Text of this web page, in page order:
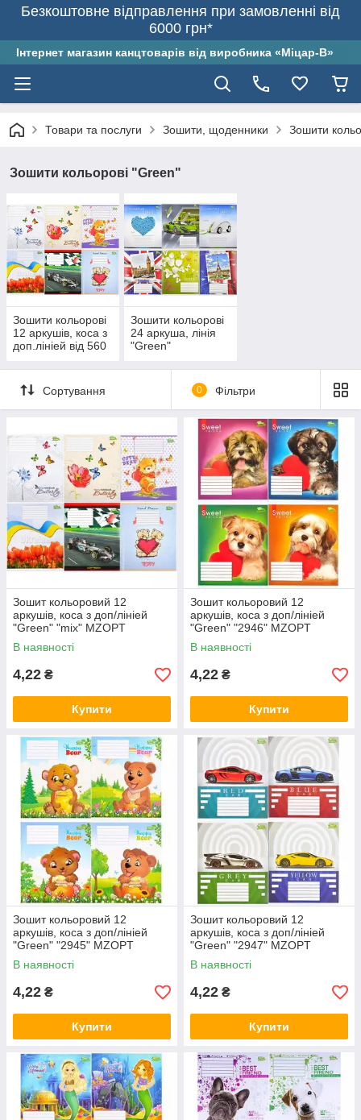
Безкоштовне відправлення при замовленні від
6000 грн*
Інтернет магазин канцтоварів від виробника «Міцар-В»
Товари та послуги Зошити, щоденники Зошити
Зошити кольорові "Green"
Зошити кольорові
12 аркушів, коса з
доп.лініей від 560
Зошити кольорові
24 аркуша, лінія
"Green"
Сортування 0 Фільтри
Зошит кольоровий 12
аркушів, коса з доп/лініей
"Green" "mix" MZOPT
В наявності
4,22 ₴
Купити
Зошит кольоровий 12
аркушів, коса з доп/лініей
"Green" "2946" MZOPT
В наявності
4,22 ₴
Купити
Зошит кольоровий 12
аркушів, коса з доп/лініей
"Green" "2945" MZOPT
В наявності
4,22 ₴
Купити
Зошит кольоровий 12
аркушів, коса з доп/лініей
"Green" "2947" MZOPT
В наявності
4,22 ₴
Купити